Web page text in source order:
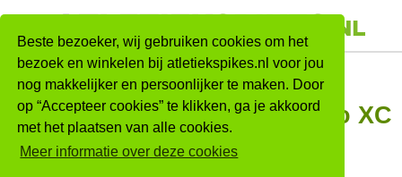
Beste bezoeker, wij gebruiken cookies om het
bezoek en winkelen bij atletiekspikes.nl voor jou
nog makkelijker en persoonlijker te maken. Door
op “Accepteer cookies” te klikken, ga je akkoord
met het plaatsen van alle cookies.
Meer informatie over deze cookies
Ga
direct
naar
de
hoofdinhoud
HOKA
Crescendo XC